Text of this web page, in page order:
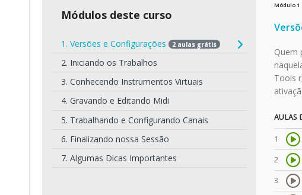
Módulos deste curso
1. Versões e Configurações 2 aulas grátis
2. Iniciando os Trabalhos
3. Conhecendo Instrumentos Virtuais
4. Gravando e Editando Midi
5. Trabalhando e Configurando Canais
6. Finalizando nossa Sessão
7. Algumas Dicas Importantes
Módulo 1
Quem
Tools
AULAS
1
2
3